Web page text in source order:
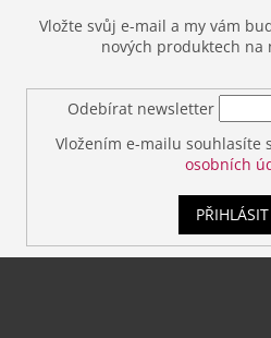
Vložte svůj e-mail a my vám
nových produktech na
Odebírat newsletter
Vložením e-mailu souhlasíte s
osobních